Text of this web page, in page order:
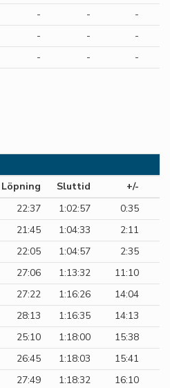
- -
-
- -
-
- -
-
Löpning Sluttid
+/-
22:37 1:02:57
0:35
21:45 1:04:33
2:11
22:05 1:04:57
2:35
27:06 1:13:32
11:10
27:22 1:16:26
14:04
28:13 1:16:35
14:13
25:10 1:18:00
15:38
26:45 1:18:03
15:41
27:49 1:18:32
16:10